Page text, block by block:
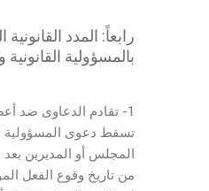
رابعاً: المدد القانونية
بالمسؤولية القانونية
1- تقادم الدعاوى ضد
تسقط دعوى المسؤولية
المجلس أو المديرين
من تاريخ وقوع الفعل